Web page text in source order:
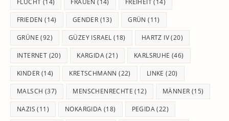
FLUCHT (14) FRAUEN (14) FREIHEIT(14)
FRIEDEN (14) GENDER (13) GRÜN (11)
GRÜNE (92) GÜZEY ISRAEL (18) HARTZ IV(20)
INTERNET (20) KARGIDA(21) KARLSRUHE (46)
KINDER (14) KRETSCHMANN (22) LINKE (20)
MALSCH (37) MENSCHENRECHTE (12) MÄNNER (15)
NAZIS (11) NOKARGIDA (18) PEGIDA(22)